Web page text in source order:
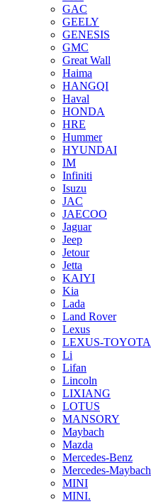
GAC
GEELY
GENESIS
GMC
Great Wall
Haima
HANGQI
Haval
HONDA
HRE
Hummer
HYUNDAI
IM
Infiniti
Isuzu
JAC
JAECOO
Jaguar
Jeep
Jetour
Jetta
KAIYI
Kia
Lada
Land Rover
Lexus
LEXUS-TOYOTA
Li
Lifan
Lincoln
LIXIANG
LOTUS
MANSORY
Maybach
Mazda
Mercedes-Benz
Mercedes-Maybach
MINI
MINI.